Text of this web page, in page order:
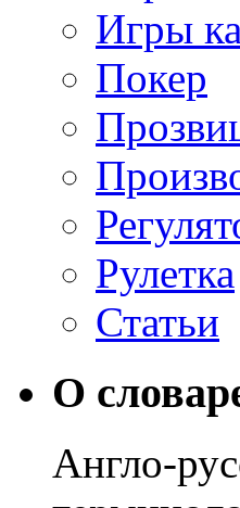
Игры
Покер
Рулетка
Статьи
О
Англо-